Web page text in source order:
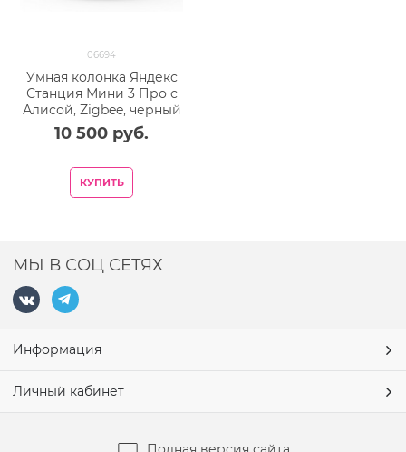
06694
Умная колонка Яндекс
Станция Мини 3 Про с
Алисой, Zigbee, черный
10 500 руб.
КУПИТЬ
МЫ В СОЦ СЕТЯХ
Информация
Личный кабинет